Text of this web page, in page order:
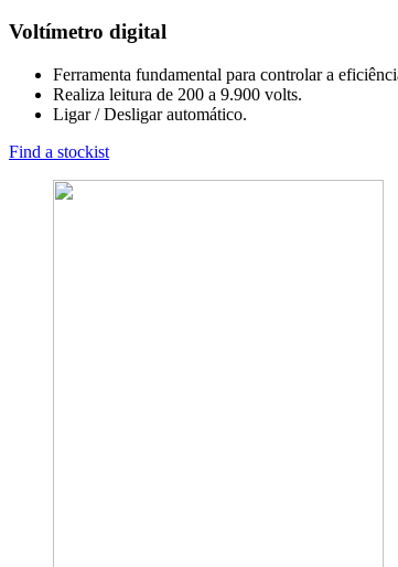
Voltímetro digital
Ferramenta fundamental para controlar a
Realiza leitura de 200 a 9.900 volts.
Ligar / Desligar automático.
Find a stockist